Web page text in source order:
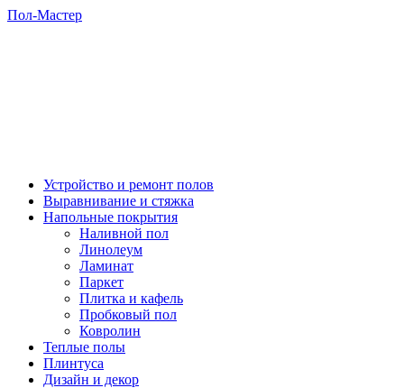
Пол-Мастер
Устройство и ремонт полов
Выравнивание и стяжка
Напольные покрытия
Наливной пол
Линолеум
Ламинат
Паркет
Плитка и кафель
Пробковый пол
Ковролин
Теплые полы
Плинтуса
Дизайн и декор